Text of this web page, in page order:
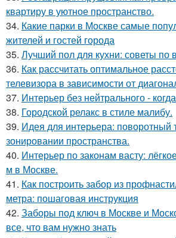
квартиру в уютное пространство.
34. Какие парки в Москве самые
жителей и гостей города
35. Лучший пол для кухни: советы по
36. Как рассчитать оптимальное
телевизора в зависимости от
37. Интерьер без нейтрального -
38. Городской релакс в стиле малибу.
39. Идея для интерьера: поворотный
зонировании пространства.
40. Интерьер по законам васту:
м в Москве.
41. Как построить забор из
метра: пошаговая инструкция
42. Заборы под ключ в Москве и
все, что вам нужно знать